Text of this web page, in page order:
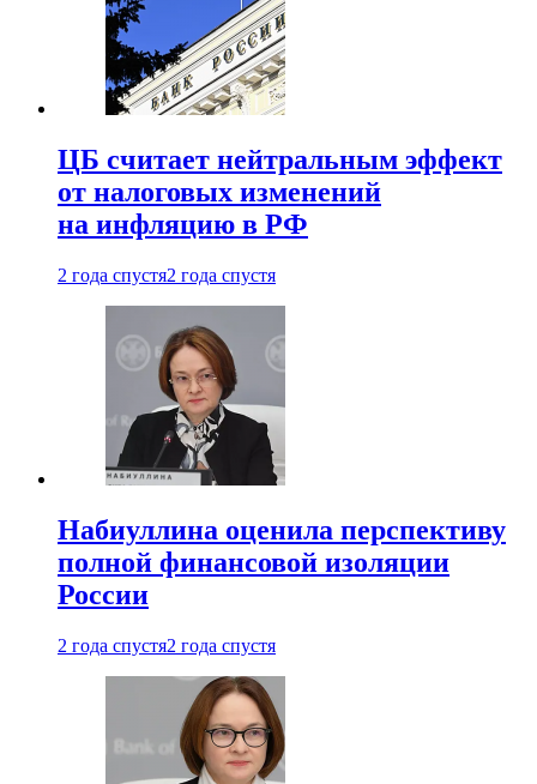
ЦБ считает нейтральным эффект
от налоговых изменений
на инфляцию в РФ
2 года спустя2 года спустя
Набиуллина оценила перспективу
полной финансовой изоляции
России
2 года спустя2 года спустя